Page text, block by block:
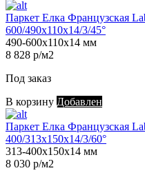
Паркет Елка Французская
600/490х110х14/3/45°
490-600х110х14 мм
8 828 р/м2
Под заказ
В корзину Добавлен
Паркет Елка Французская
400/313х150х14/3/60°
313-400х150х14 мм
8 030 р/м2